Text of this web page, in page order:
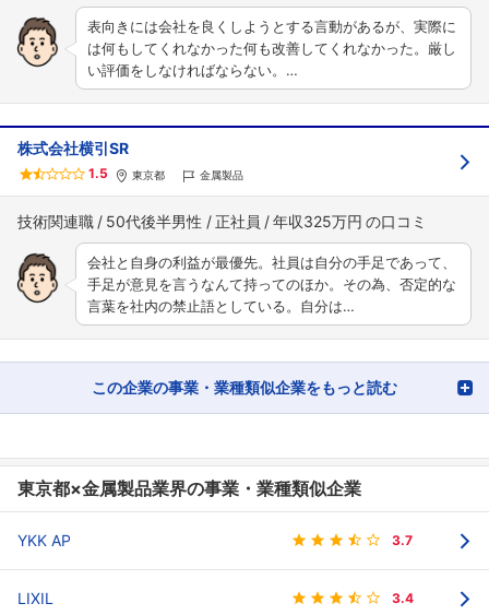
表向きには会社を良くしようとする言動があるが、実際に
は何もしてくれなかった何も改善してくれなかった。厳し
い評価をしなければならない。…
株式会社横引SR
1.5 東京都 金属製品
技術関連職 50代後半男性 正社員 年収325万円
会社と自身の利益が最優先。社員は自分の手足であって、
手足が意見を言うなんて持ってのほか。その為、否定的な
言葉を社内の禁止語としている。自分は…
この企業の事業・業種類似企業をもっと読む
東京都×金属製品業界の事業・業種類似企業
YKK AP 3.7
LIXIL 3.4